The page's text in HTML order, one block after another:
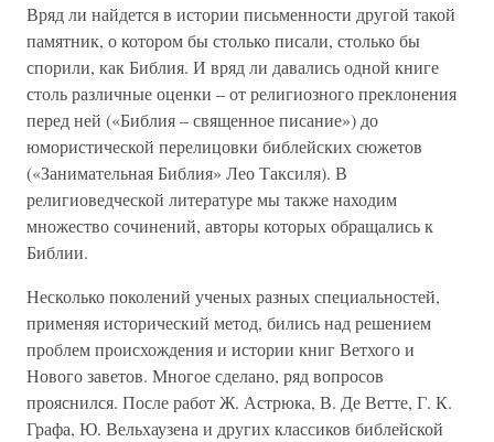
Вряд ли найдется в истории письменности другой такой
памятник, о котором бы столько писали, столько бы
спорили, как Библия. И вряд ли давались одной книге
столь различные оценки – от религиозного преклонения
перед ней («Библия – священное писание») до
юмористической перелицовки библейских сюжетов
(«Занимательная Библия» Лео Таксиля). В
религиоведческой литературе мы также находим
множество сочинений, авторы которых обращались к
Библии.
Несколько поколений ученых разных специальностей,
применяя исторический метод, бились над решением
проблем происхождения и истории книг Ветхого и
Нового заветов. Многое сделано, ряд вопросов
прояснился. После работ Ж. Астрюка, В. Де Ветте, Г. К.
Графа, Ю. Вельхаузена и других классиков библейской